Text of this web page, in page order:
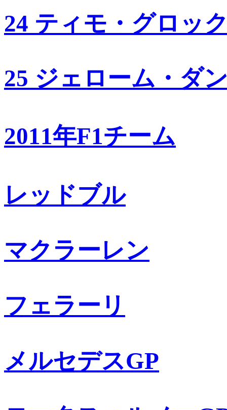
24 ティモ・グロッ
25 ジェローム・ダ
2011年F1チーム
レッドブル
マクラーレン
フェラーリ
メルセデスGP